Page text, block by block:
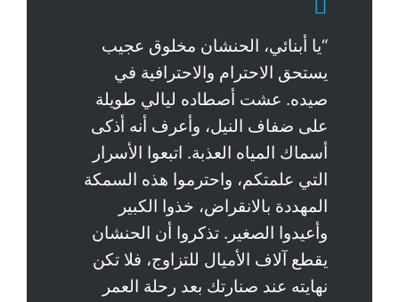
“يا أبنائي، الحنشان مخلوق عجيب
يستحق الاحترام والاحترافية في
صيده. عشت أصطاده ليالي طويلة
على ضفاف النيل، وأعرف أنه أذكى
أسماك المياه العذبة. اتبعوا الأسرار
التي علمتكم، واحترموا هذه السمكة
المهددة بالانقراض، خذوا الكبير
وأعيدوا الصغير. تذكروا أن الحنشان
يقطع آلاف الأميال للتزاوج، فلا تكن
نهايته عند صنارتك بعد رحلة العمر